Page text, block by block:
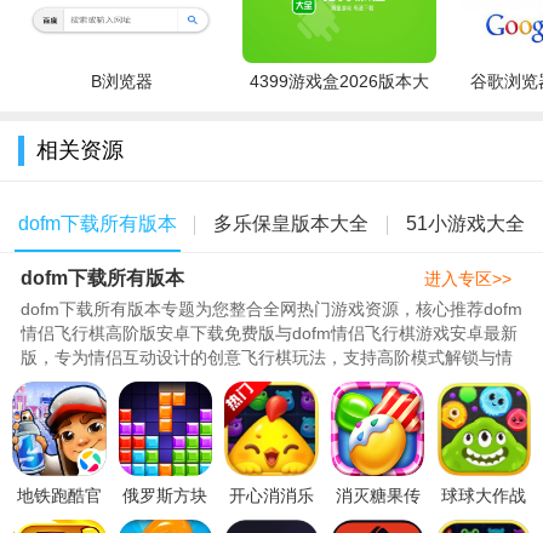
需模仿好人逻辑，避免出现漏洞;
息引导阵营，狼人需隐藏阵营身份，避免被查验或识破;
关注玩家投票行为、发言前后一致性，判断是否存在阵营倾
好人阵营需相互信任、配合查验与守护，狼人阵营需统一口
径、协同误导。
游戏内容：
包含经典模式、娱乐模式、自定义模式;
B浏览器
4399游戏盒2026版本大
谷歌浏览
相关资源
dofm下载所有版本 多乐保皇版本大全 51小游戏大全
dofm下载所有版本
dofm下载所有版本专题为您整合全网热门游戏资源，核心推荐dofm
情侣飞行棋高阶版安卓下载免费版与dofm情侣飞行棋游戏安卓最新
版，专为情侣互动设计的创意飞行棋玩法，支持高阶模式解锁与情
调氛围营造，是增进感情的必..
进入专区>>
地铁跑酷官
服下载安装
俄罗斯方块
消除1010游
开心消消乐
官方正版游
消灭糖果传
奇新版本
球球大作战
全成就解锁